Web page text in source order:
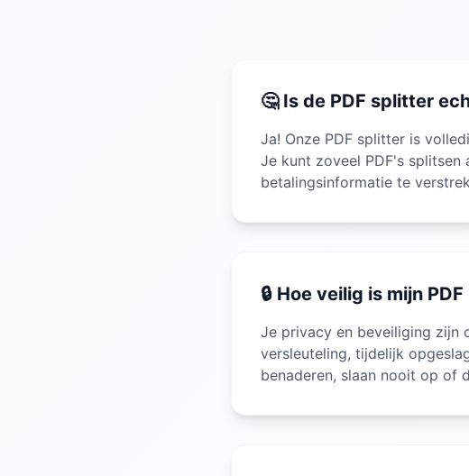
🤔 Is de PDF splitter
Ja! Onze PDF splitter is
Je kunt zoveel PDF's
betalingsinformatie te
🔒 Hoe veilig is mijn
Je privacy en beveiliging zijn
versleuteling, tijdelijk
benaderen, slaan nooit op of